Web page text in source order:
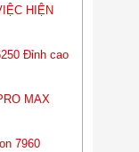
HIỆN
Đỉnh cao
MAX
7960